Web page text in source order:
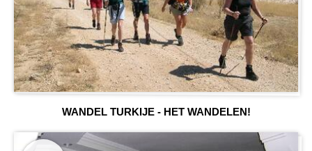
WANDEL TURKIJE - HET WANDELEN!